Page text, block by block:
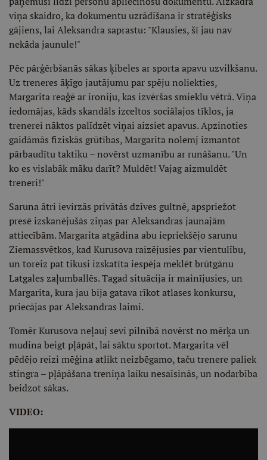
viņa skaidro, ka dokumentu uzrādīšana ir stratēģisks
gājiens, lai Aleksandra saprastu: "Klausies, šī jau nav
nekāda jaunule!"
Pēc pārģērbšanās sākas ķibeles ar sporta apavu uzvilkšanu.
Uz treneres āķīgo jautājumu par spēju noliekties,
Margarita reaģē ar ironiju, kas izvēršas smieklu vētrā. Viņa
iedomājas, kāds skandāls izceltos sociālajos tīklos, ja
trenerei nāktos palīdzēt viņai aizsiet apavus. Apzinoties
gaidāmās fiziskās grūtības, Margarita nolemj izmantot
pārbaudītu taktiku – novērst uzmanību ar runāšanu. "Un
ko es vislabāk māku darīt? Muldēt! Vajag aizmuldēt
treneri!"
Saruna ātri ievirzās privātās dzīves gultnē, apspriežot
presē izskanējušās ziņas par Aleksandras jaunajām
attiecībām. Margarita atgādina abu iepriekšējo sarunu
Ziemassvētkos, kad Kurusova raizējusies par vientulību,
un toreiz pat tikusi izskatīta iespēja meklēt brūtgānu
Latgales zaļumballēs. Tagad situācija ir mainījusies, un
Margarita, kura jau bija gatava rīkot atlases konkursu,
priecājas par Aleksandras laimi.
Tomēr Kurusova neļauj sevi pilnībā novērst no mērķa un
mudina beigt pļāpāt, lai sāktu sportot. Margarita vēl
pēdējo reizi mēģina atlikt neizbēgamo, taču trenere paliek
stingra – pļāpāšana treniņa laiku nesaīsinās, un nodarbība
beidzot sākas.
VIDEO: